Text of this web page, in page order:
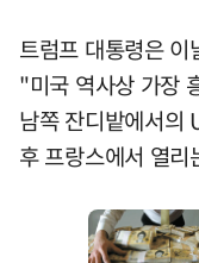
트럼프 대통령은
"미국 역사상 가장
남쪽 잔디밭에서의
후 프랑스에서 열